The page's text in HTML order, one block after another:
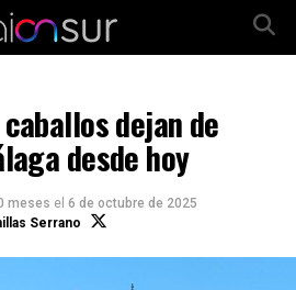
dejan de
desde hoy
meses el 6 de octubre de 2025
Serrano